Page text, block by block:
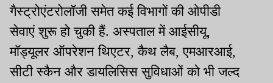
गैस्ट्रोएंटरोलॉजी समेत कई विभागों की ओपीडी
सेवाएं शुरू हो चुकी हैं. अस्पताल में आईसीयू,
मॉड्यूलर ऑपरेशन थिएटर, कैथ लैब, एमआरआई,
सीटी स्कैन और डायलिसिस सुविधाओं को भी जल्द